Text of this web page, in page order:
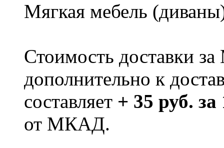
Мягкая мебель
Стоимость доставки
дополнительно к
составляет + 35 руб.
от МКАД.